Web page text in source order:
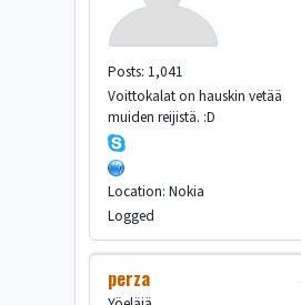
Posts: 1,041
Voittokalat on hauskin vetää
muiden reijistä. :D
Location: Nokia
Logged
perza